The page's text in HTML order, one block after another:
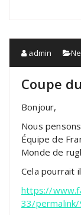
admin
Coupe
Bonjour,
Nous
Équipe de
Monde de
Cela pourrait
https://
33/